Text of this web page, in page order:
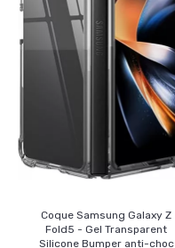
Coque Samsung Galaxy Z
Fold5 - Gel Transparent
Silicone Bumper anti-choc